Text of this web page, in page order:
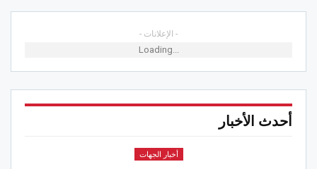
- الإعلانات -
Loading...
أحدث الأخبار
أخبار الجهات